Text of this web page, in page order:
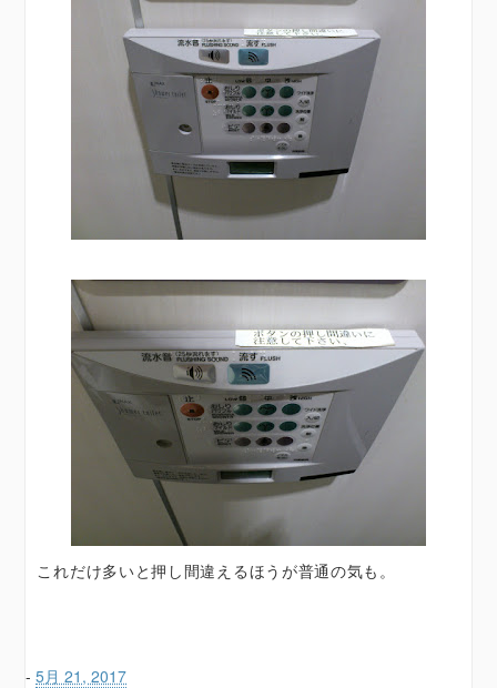
これだけ多いと押し間違えるほうが普通の気も。
-5月 21, 2017